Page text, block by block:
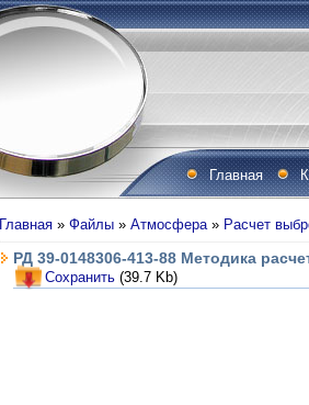
Главная
Главная » Файлы » Атмосфера» Расчет
РД 39-0148306-413-88 Методика
Сохранить (39.7 Kb)